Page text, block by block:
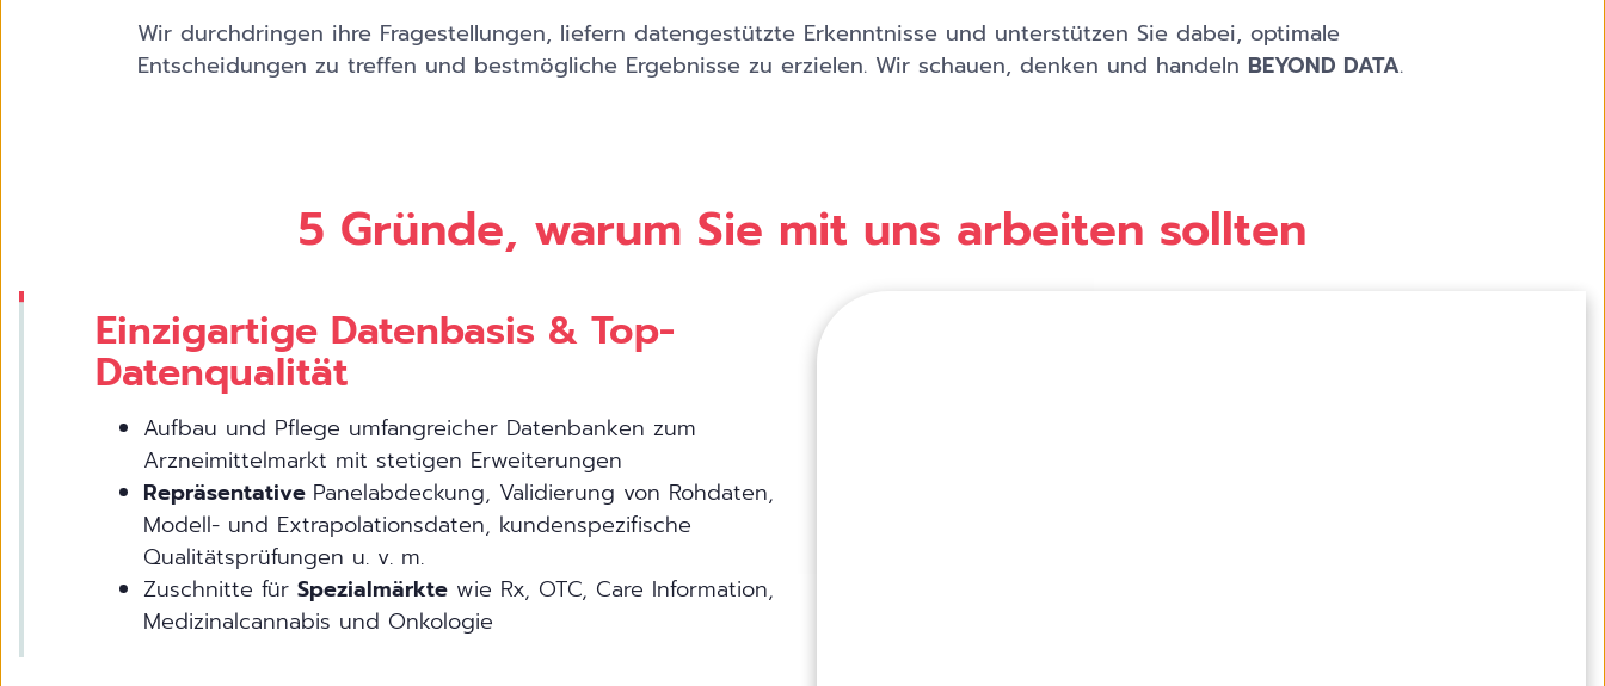
Wir durchdringen ihre Fragestellungen, liefern datengestützte Erkenntnisse und unterstützen Sie dabei, optimale
Entscheidungen zu treffen und bestmögliche Ergebnisse zu erzielen. Wir schauen, denken und handeln BEYOND DATA.
5 Gründe, warum Sie mit uns arbeiten sollten
Einzigartige Datenbasis & Top-
Datenqualität
Aufbau und Pflege umfangreicher Datenbanken zum
Arzneimittelmarkt mit stetigen Erweiterungen
Repräsentative Panelabdeckung, Validierung von Rohdaten,
Modell- und Extrapolationsdaten, kundenspezifische
Qualitätsprüfungen u. v. m.
Zuschnitte für Spezialmärkte wie Rx, OTC, Care Information,
Medizinalcannabis und Onkologie